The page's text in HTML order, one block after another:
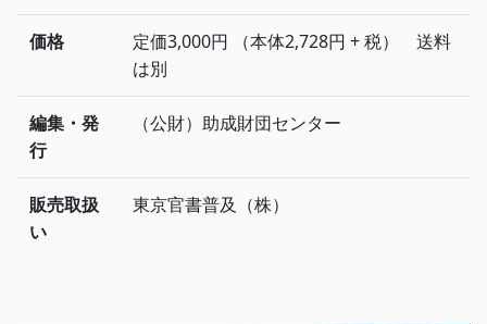
価格
定価3,000円 （本体2,728円 + 税） 送料
は別
編集・発
行
（公財）助成財団センター
販売取扱
い
東京官書普及（株）